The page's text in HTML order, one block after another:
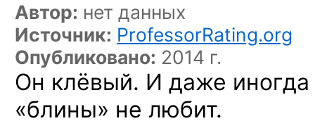
Автор: нет данных
Источник: ProfessorRating.org
Опубликовано: 2014 г.
Он клёвый. И даже иногда
«блины» не любит.